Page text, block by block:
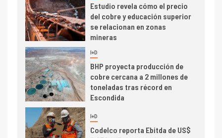
Estudio revela cómo el precio
del cobre y educación superior
se relacionan en zonas
mineras
6 I+D
BHP proyecta producción de
cobre cercana a 2 millones de
toneladas tras récord en
Escondida
I+D
Codelco reporta Ebitda de US$